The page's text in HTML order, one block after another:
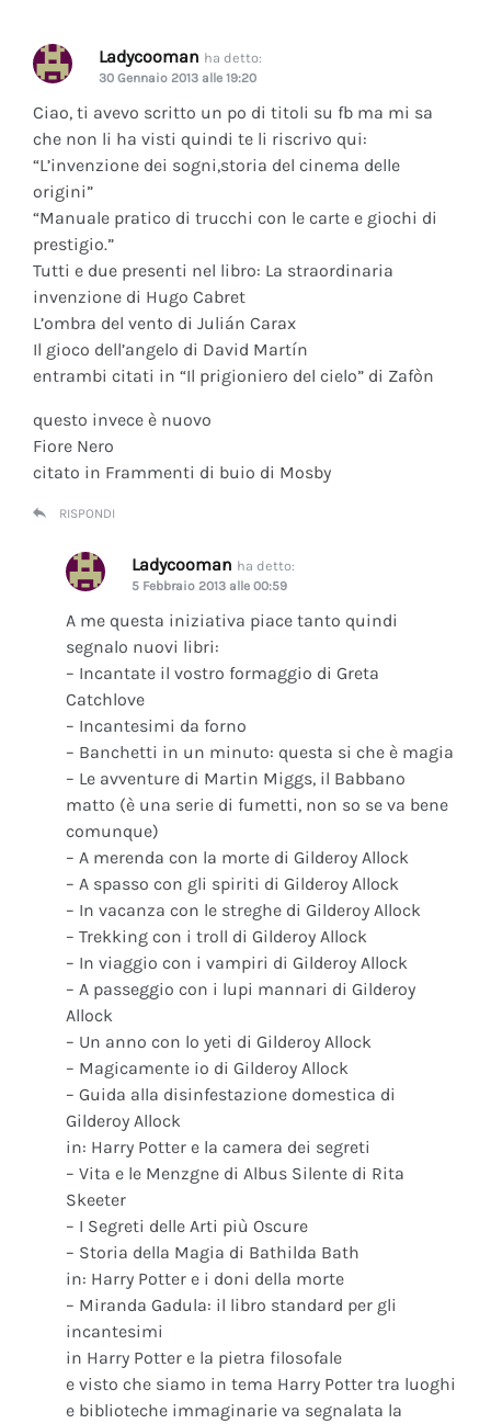
Ladycooman ha detto:
30 Gennaio 2013 alle 19:20
Ciao, ti avevo scritto un po di titoli su fb ma mi sa
che non li ha visti quindi te li riscrivo qui:
“L’invenzione dei sogni,storia del cinema delle
origini”
“Manuale pratico di trucchi con le carte e giochi di
prestigio.”
Tutti e due presenti nel libro: La straordinaria
invenzione di Hugo Cabret
L’ombra del vento di Julián Carax
Il gioco dell’angelo di David Martín
entrambi citati in “Il prigioniero del cielo” di Zafòn
questo invece è nuovo
Fiore Nero
citato in Frammenti di buio di Mosby
RISPONDI
Ladycooman ha detto:
5 Febbraio 2013 alle 00:59
A me questa iniziativa piace tanto quindi
segnalo nuovi libri:
– Incantate il vostro formaggio di Greta
Catchlove
– Incantesimi da forno
– Banchetti in un minuto: questa si che è magia
– Le avventure di Martin Miggs, il Babbano
matto (è una serie di fumetti, non so se va bene
comunque)
– A merenda con la morte di Gilderoy Allock
– A spasso con gli spiriti di Gilderoy Allock
– In vacanza con le streghe di Gilderoy Allock
– Trekking con i troll di Gilderoy Allock
– In viaggio con i vampiri di Gilderoy Allock
– A passeggio con i lupi mannari di Gilderoy
Allock
– Un anno con lo yeti di Gilderoy Allock
– Magicamente io di Gilderoy Allock
– Guida alla disinfestazione domestica di
Gilderoy Allock
in: Harry Potter e la camera dei segreti
– Vita e le Menzgne di Albus Silente di Rita
Skeeter
– I Segreti delle Arti più Oscure
– Storia della Magia di Bathilda Bath
in: Harry Potter e i doni della morte
– Miranda Gadula: il libro standard per gli
incantesimi
in Harry Potter e la pietra filosofale
e visto che siamo in tema Harry Potter tra luoghi
e biblioteche immaginarie va segnalata la